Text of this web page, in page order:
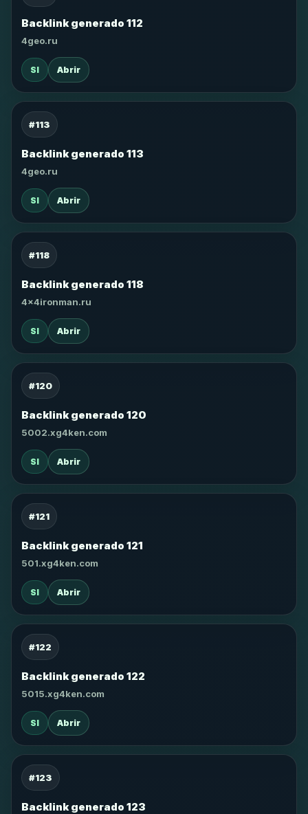
Backlink generado 112
4geo.ru
SI Abrir
#113
Backlink generado 113
4geo.ru
SI Abrir
#118
Backlink generado 118
4x4ironman.ru
SI Abrir
#120
Backlink generado 120
5002.xg4ken.com
SI Abrir
#121
Backlink generado 121
501.xg4ken.com
SI Abrir
#122
Backlink generado 122
5015.xg4ken.com
SI Abrir
#123
Backlink generado 123